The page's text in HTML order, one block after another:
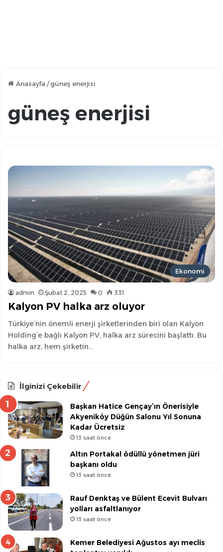
Anasayfa / güneş enerjisi
güneş enerjisi
Ekonomi
admin Şubat 2, 2025 0 331
Kalyon PV halka arz oluyor
Türkiye’nin önemli enerji şirketlerinden biri olan Kalyon
Holding’e bağlı Kalyon PV, halka arz sürecini başlattı. Bu
halka arz, hem şirketin…
İlginizi Çekebilir
Başkan Hatice Gençay’ın Önerisiyle
Akyeniköy Düğün Salonu Yıl Sonuna
Kadar Ücretsiz
13 saat önce
Altın Portakal ödüllü yönetmen jüri
başkanı oldu
13 saat önce
Rauf Denktaş ve Bülent Ecevit Bulvarı
yolları asfaltlanıyor
13 saat önce
Kemer Belediyesi Ağustos ayı meclis